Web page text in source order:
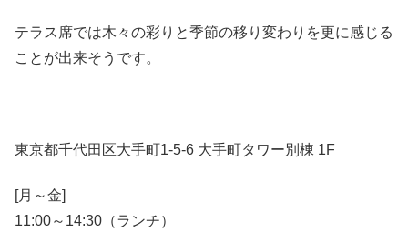
テラス席では木々の彩りと季節の移り変わりを更に感じる
ことが出来そうです。
東京都千代田区大手町1-5-6 大手町タワー別棟 1F
[月～金]
11:00～14:30（ランチ）